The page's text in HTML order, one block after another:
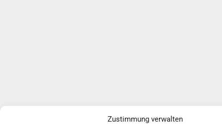
Zustimmung verwalten